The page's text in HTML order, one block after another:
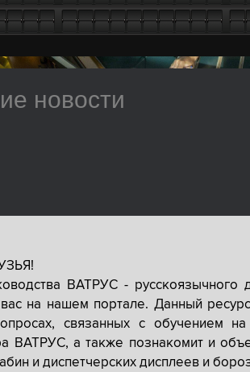
новости
ВАТРУС -
вас на нашем портале. Данный
связанных с обучением
ВАТРУС, а также познакомит и
и диспетчерских дисплеев и